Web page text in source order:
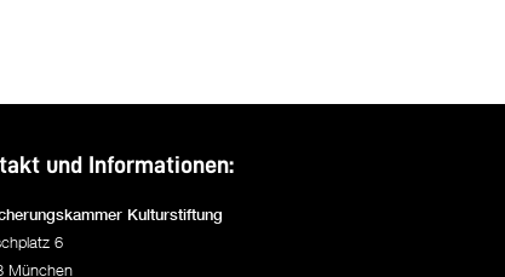
und Informationen:
Kulturstiftung
6
München